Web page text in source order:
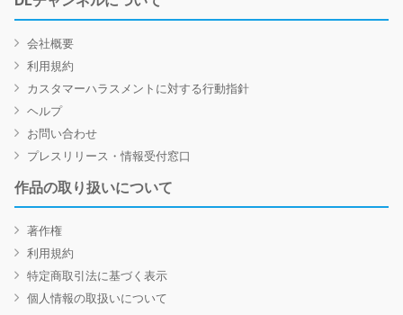
会社概要
利用規約
カスタマーハラスメントに対する行動指針
ヘルプ
お問い合わせ
プレスリリース・情報受付窓口
作品の取り扱いについて
著作権
利用規約
特定商取引法に基づく表示
個人情報の取扱いについて